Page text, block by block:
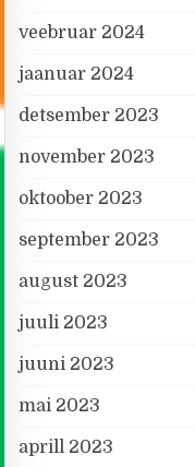
veebruar 2024
jaanuar 2024
detsember 2023
november 2023
oktoober 2023
september 2023
august 2023
juuli 2023
juuni 2023
mai 2023
aprill 2023